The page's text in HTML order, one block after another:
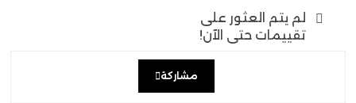
لم يتم العثور على
تقييمات حتى الآن!
مشاركة